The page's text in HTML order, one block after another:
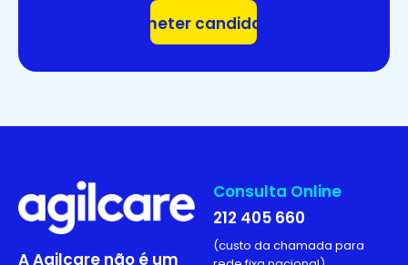
A Agilcare não é um
Consulta Online
212 405 660
(custo da chamada para